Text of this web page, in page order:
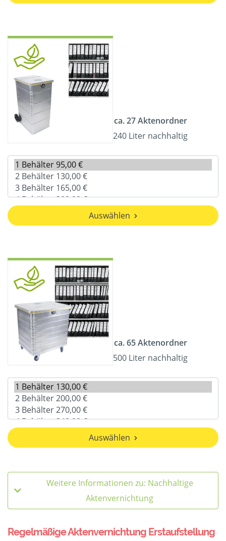
ca. 27 Aktenordner
240 Liter nachhaltig
Auswählen
ca. 65 Aktenordner
500 Liter nachhaltig
Auswählen
Weitere Informationen zu: Nachhaltige
Aktenvernichtung
Regelmäßige Aktenvernichtung Erstaufstellung